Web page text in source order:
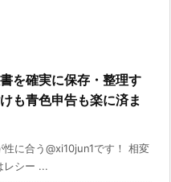
を確実に保存・整理す
も青色申告も楽に済ま
性に合う@xi10jun1です！ 相変
レシー ...